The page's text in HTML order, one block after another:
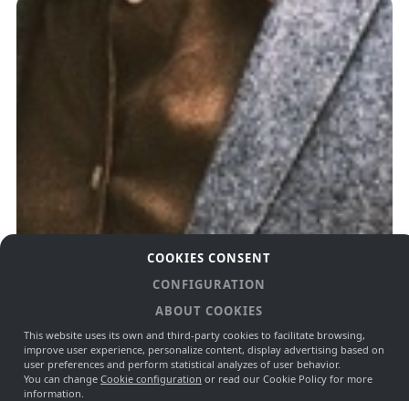
COOKIES CONSENT
CONFIGURATION
ABOUT COOKIES
This website uses its own and third-party cookies to facilitate browsing,
improve user experience, personalize content, display advertising based on
user preferences and perform statistical analyzes of user behavior.
You can change Cookie configuration or read our Cookie Policy for more
information.